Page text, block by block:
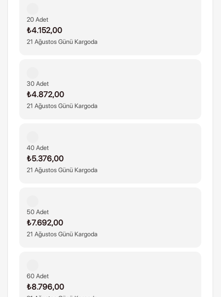
20 Adet
₺4.152,00
21 Ağustos Günü Kargoda
30 Adet
₺4.872,00
21 Ağustos Günü Kargoda
40 Adet
₺5.376,00
21 Ağustos Günü Kargoda
50 Adet
₺7.692,00
21 Ağustos Günü Kargoda
60 Adet
₺8.796,00